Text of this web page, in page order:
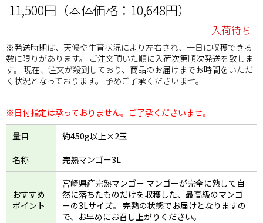
11,500円（本体価格：10,648円）
入荷待ち
※発送時期は、天候や生育状況により左右され、一日に収穫できる
数に限りがあります。 ご注文頂いた順に入荷次第順次発送を致しま
す。 現在、注文が殺到しており、商品のお届けまでお時間をいただ
く状況となっております。 予めご了承くださいませ。
※日付指定は承っておりません。ご了承くださいませ。
量目
約450g以上×2玉
名称
完熟マンゴー3L
おすすめ
ポイント
宮崎県産完熟マンゴー マンゴーが完全に熟して自
然に落ちたものだけを収穫した、最高級のマンゴ
ーの3Lサイズ。 完熟の状態でお届けとなりますの
で、お早めにお召し上がりください。